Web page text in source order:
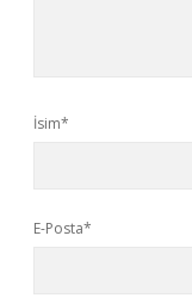
İsim*
E-Posta*